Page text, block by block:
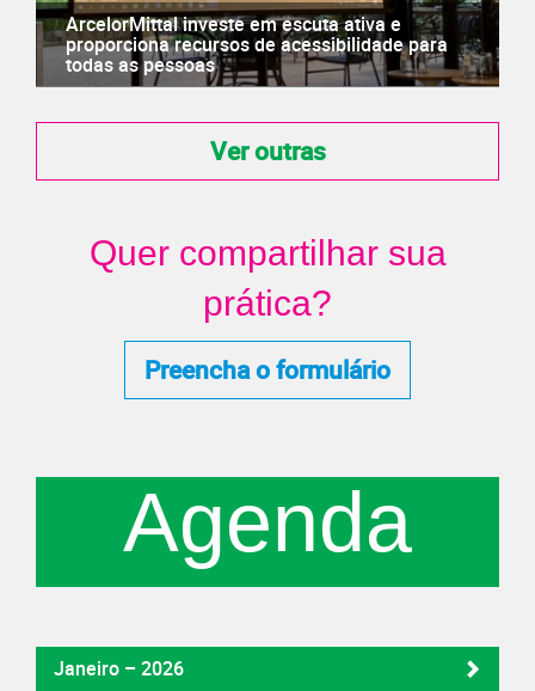
ArcelorMittal investe em escuta ativa e
proporciona recursos de acessibilidade para
todas as pessoas
Ver outras
Quer compartilhar sua
prática?
Preencha o formulário
Agenda
Janeiro – 2026